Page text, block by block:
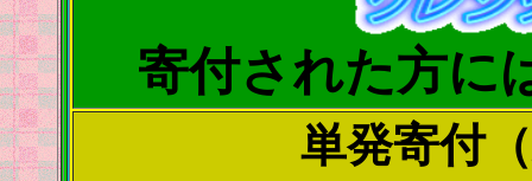
寄付された方に
単発寄付